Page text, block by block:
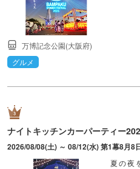
万博記念公園(大阪府)
グルメ
ナイトキッチンカーパーティー
夏の夜